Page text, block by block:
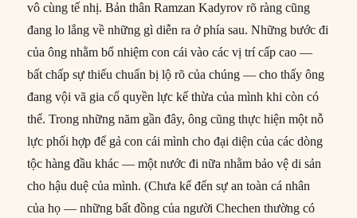
vô cùng tế nhị. Bản thân Ramzan Kadyrov rõ ràng cũng
đang lo lắng về những gì diễn ra ở phía sau. Những bước đi
của ông nhằm bổ nhiệm con cái vào các vị trí cấp cao —
bất chấp sự thiếu chuẩn bị lộ rõ của chúng — cho thấy ông
đang vội vã gia cố quyền lực kế thừa của mình khi còn có
thể. Trong những năm gần đây, ông cũng thực hiện một nỗ
lực phối hợp để gả con cái mình cho đại diện của các dòng
tộc hàng đầu khác — một nước đi nữa nhằm bảo vệ di sản
cho hậu duệ của mình. (Chưa kể đến sự an toàn cá nhân
của họ — những bất đồng của người Chechen thường có